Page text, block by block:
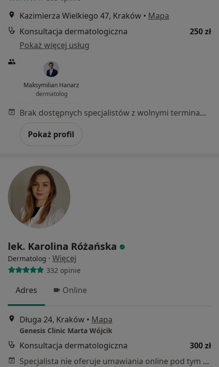
Kazimierza Wielkiego 47, Kraków • Mapa
Konsultacja dermatologiczna
250 zł
Pokaż więcej usług
Maksymilian Hanarz
dermatolog
Brak dostępnych specjalistów z wolnymi terminami w tym centrum medycznym.
Pokaż profil
lek. Karolina Różańska
Dermatolog · Więcej
332 opinie
Adres Online
Długa 24, Kraków • Mapa
Genesis Clinic Marta Wójcik
Konsultacja dermatologiczna
300 zł
Specjalista nie oferuje umawiania online pod tym adresem.